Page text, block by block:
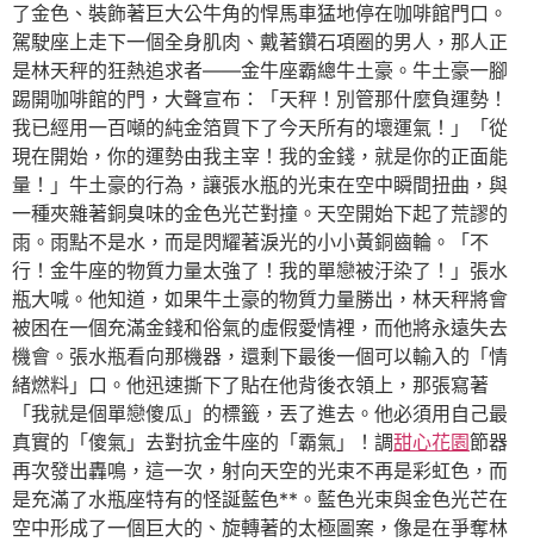
了金色、裝飾著巨大公牛角的悍馬車猛地停在咖啡館門口。
駕駛座上走下一個全身肌肉、戴著鑽石項圈的男人，那人正
是林天秤的狂熱追求者——金牛座霸總牛土豪。牛土豪一腳
踢開咖啡館的門，大聲宣布：「天秤！別管那什麼負運勢！
我已經用一百噸的純金箔買下了今天所有的壞運氣！」「從
現在開始，你的運勢由我主宰！我的金錢，就是你的正面能
量！」牛土豪的行為，讓張水瓶的光束在空中瞬間扭曲，與
一種夾雜著銅臭味的金色光芒對撞。天空開始下起了荒謬的
雨。雨點不是水，而是閃耀著淚光的小小黃銅齒輪。「不
行！金牛座的物質力量太強了！我的單戀被汙染了！」張水
瓶大喊。他知道，如果牛土豪的物質力量勝出，林天秤將會
被困在一個充滿金錢和俗氣的虛假愛情裡，而他將永遠失去
機會。張水瓶看向那機器，還剩下最後一個可以輸入的「情
緒燃料」口。他迅速撕下了貼在他背後衣領上，那張寫著
「我就是個單戀傻瓜」的標籤，丟了進去。他必須用自己最
真實的「傻氣」去對抗金牛座的「霸氣」！調甜心花園節器
再次發出轟鳴，這一次，射向天空的光束不再是彩虹色，而
是充滿了水瓶座特有的怪誕藍色**。藍色光束與金色光芒在
空中形成了一個巨大的、旋轉著的太極圖案，像是在爭奪林